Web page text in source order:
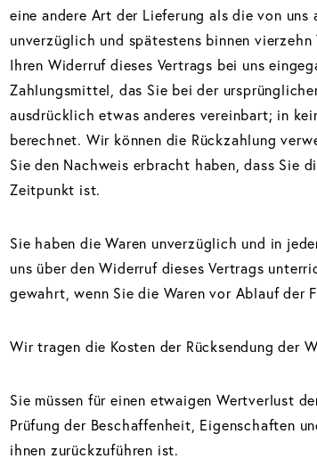
eine andere Art der Lieferung als die von
unverzüglich und spätestens binnen
Ihren Widerruf dieses Vertrags bei uns
Zahlungsmittel, das Sie bei der
ausdrücklich etwas anderes vereinbart; in
berechnet. Wir können die Rückzahlung
Sie den Nachweis erbracht haben, dass Sie
Zeitpunkt ist.
Sie haben die Waren unverzüglich und in
uns über den Widerruf dieses Vertrags
gewahrt, wenn Sie die Waren vor Ablauf der
Wir tragen die Kosten der Rücksendung der
Sie müssen für einen etwaigen Wertverlust
Prüfung der Beschaffenheit, Eigenschaften
ihnen zurückzuführen ist.